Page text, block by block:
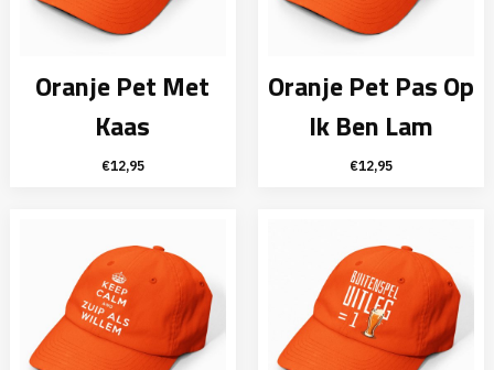
Oranje Pet Met
Kaas
€12,95
Oranje Pet Pas Op
Ik Ben Lam
€12,95